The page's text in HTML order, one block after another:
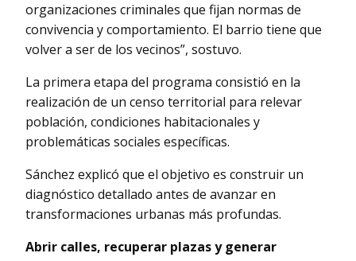
organizaciones criminales que fijan normas de
convivencia y comportamiento. El barrio tiene que
volver a ser de los vecinos”, sostuvo.
La primera etapa del programa consistió en la
realización de un censo territorial para relevar
población, condiciones habitacionales y
problemáticas sociales específicas.
Sánchez explicó que el objetivo es construir un
diagnóstico detallado antes de avanzar en
transformaciones urbanas más profundas.
Abrir calles, recuperar plazas y generar